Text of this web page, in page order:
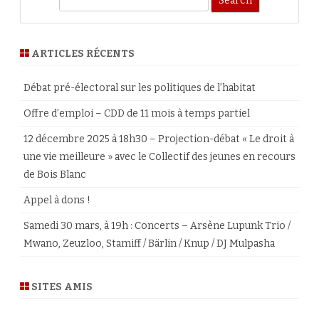
r
h
ARTICLES RÉCENTS
Débat pré-électoral sur les politiques de l’habitat
Offre d’emploi – CDD de 11 mois à temps partiel
12 décembre 2025 à 18h30 – Projection-débat « Le droit à
une vie meilleure » avec le Collectif des jeunes en recours
de Bois Blanc
Appel à dons !
Samedi 30 mars, à 19h : Concerts – Arsène Lupunk Trio /
Mwano, Zeuzloo, Stamiff / Bärlin / Knup / DJ Mulpasha
SITES AMIS